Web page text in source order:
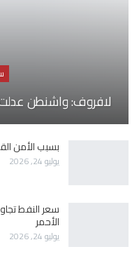
لافروف: واشنطن
بسبب الأمن
يوليو 24, 2026
الأحمر
يوليو 24, 2026